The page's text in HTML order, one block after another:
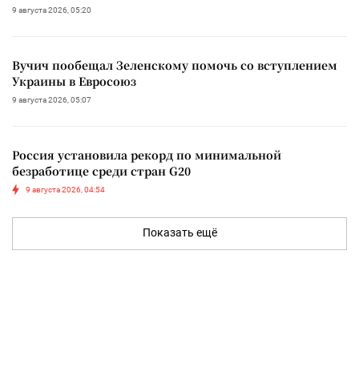
9 августа 2026, 05:20
Вучич пообещал Зеленскому помочь со вступлением
Украины в Евросоюз
9 августа 2026, 05:07
Россия установила рекорд по минимальной
безработице среди стран G20
9 августа 2026, 04:54
Показать ещё